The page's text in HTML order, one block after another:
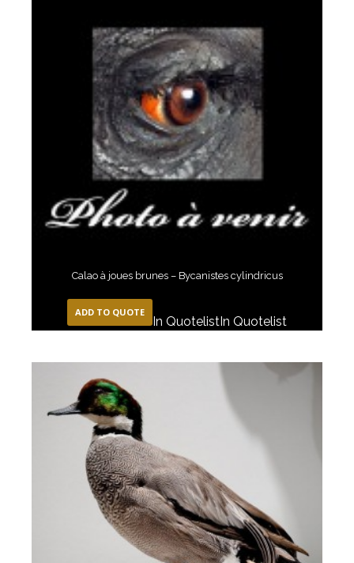
Calao à joues brunes – Bycanistes cylindricus
ADD TO QUOTE
In QuotelistIn Quotelist